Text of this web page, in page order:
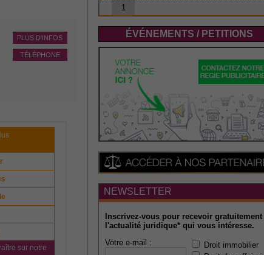
PLUS D'INFOS
TÉLÉPHONE
sur notre
1
ÉVÉNEMENTS / PETITIONS
NEWSLETTER
Inscrivez-vous pour recevoir gratuitement
l'actualité juridique* qui vous intéresse.
Votre e-mail :
Droit immobilier